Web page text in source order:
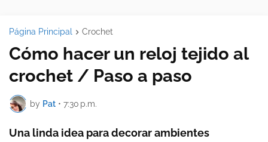
Página Principal Crochet
Cómo hacer un reloj tejido al
crochet / Paso a paso
by Pat • 7:30 p.m.
Una linda idea para decorar ambientes